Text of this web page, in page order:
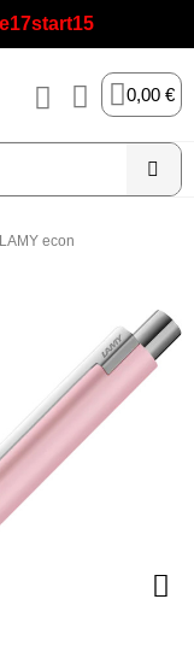
0,00 €
LAMY econ